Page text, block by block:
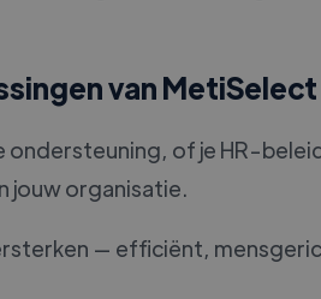
van MetiSelect
ondersteuning, of je HR-
jouw organisatie.
— efficiënt,